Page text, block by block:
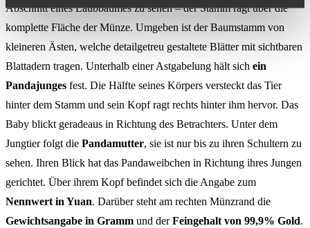
Abschnitt eines Laubbaumes zu sehen – der Stamm ragt über die
komplette Fläche der Münze. Umgeben ist der Baumstamm von
kleineren Ästen, welche detailgetreu gestaltete Blätter mit sichtbaren
Blattadern tragen. Unterhalb einer Astgabelung hält sich ein
Pandajunges fest. Die Hälfte seines Körpers versteckt das Tier
hinter dem Stamm und sein Kopf ragt rechts hinter ihm hervor. Das
Baby blickt geradeaus in Richtung des Betrachters. Unter dem
Jungtier folgt die Pandamutter, sie ist nur bis zu ihren Schultern zu
sehen. Ihren Blick hat das Pandaweibchen in Richtung ihres Jungen
gerichtet. Über ihrem Kopf befindet sich die Angabe zum
Nennwert in Yuan. Darüber steht am rechten Münzrand die
Gewichtsangabe in Gramm und derFeingehalt von 99,9% Gold.